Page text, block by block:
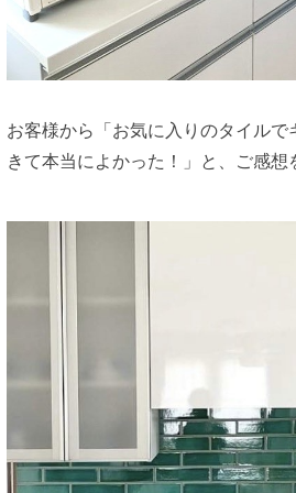
お客様から「お気に入りのタイル
きて本当によかった！」と、ご感想